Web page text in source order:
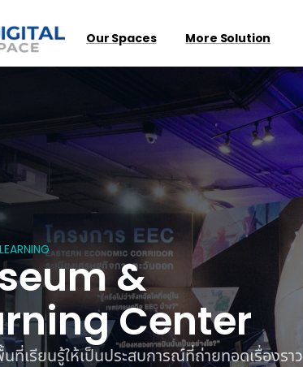
Our Spaces More Solution
&
Center
ที่เรียนรู้ให้เป็นประสบการณ์ที่ถ่ายทอดเรื่องราว